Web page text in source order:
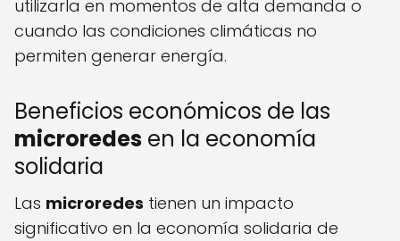
utilizarla en momentos de alta demanda o
cuando las condiciones climáticas no
permiten generar energía.
Beneficios económicos de las
microredes en la economía
solidaria
Las microredes tienen un impacto
significativo en la economía solidaria de